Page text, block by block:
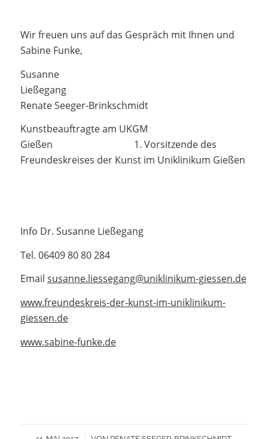
Wir freuen uns auf das Gespräch mit Ihnen und
Sabine Funke,
Susanne
Ließegang
Renate Seeger-Brinkschmidt
Kunstbeauftragte am UKGM
Gießen 1. Vorsitzende des
Freundeskreises der Kunst im Uniklinikum Gießen
Info Dr. Susanne Ließegang
Tel. 06409 80 80 284
Email susanne.liessegang@uniklinikum-giessen.de
www.freundeskreis-der-kunst-im-uniklinikum-
giessen.de
www.sabine-funke.de